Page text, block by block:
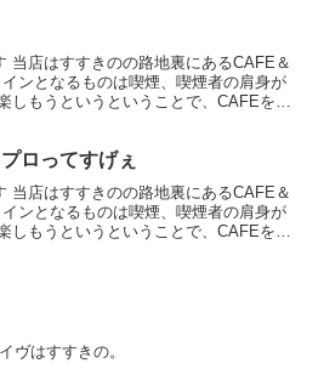
当店はすすきのの路地裏にあるCAFE＆
ンとなるものは喫煙、喫煙者の肩身が
しもうというということで、CAFEを名
プロってすげぇ
当店はすすきのの路地裏にあるCAFE＆
ンとなるものは喫煙、喫煙者の肩身が
しもうというということで、CAFEを名
イヴはすすきの。